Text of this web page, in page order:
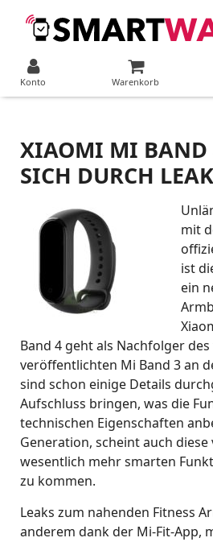
Konto Warenkorb
XIAOMI MI BAND
SICH DURCH
mit
ist
ein
Band 4 geht als Nachfolger
veröffentlichten Mi Band 3 an
sind schon einige Details
Aufschluss bringen, was die
technischen Eigenschaften
Generation, scheint auch
wesentlich mehr smarten
zu kommen.
Leaks zum nahenden Fitness
anderem dank der Mi-Fit-App,